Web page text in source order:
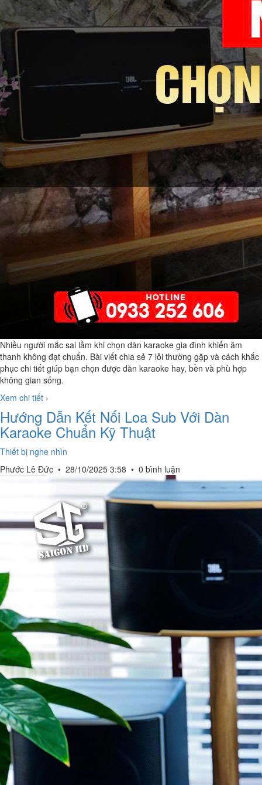
Nhiều người mắc sai lầm khi chọn dàn karaoke gia đình khiến âm
thanh không đạt chuẩn. Bài viết chia sẻ 7 lỗi thường gặp và cách khắc
phục chi tiết giúp bạn chọn được dàn karaoke hay, bền và phù hợp
không gian sống.
Xem chi tiết ›
Hướng Dẫn Kết Nối Loa Sub Với Dàn
Karaoke Chuẩn Kỹ Thuật
Thiết bị nghe nhìn
Phước Lê Đức • 28/10/2025 3:58 • 0 bình luận